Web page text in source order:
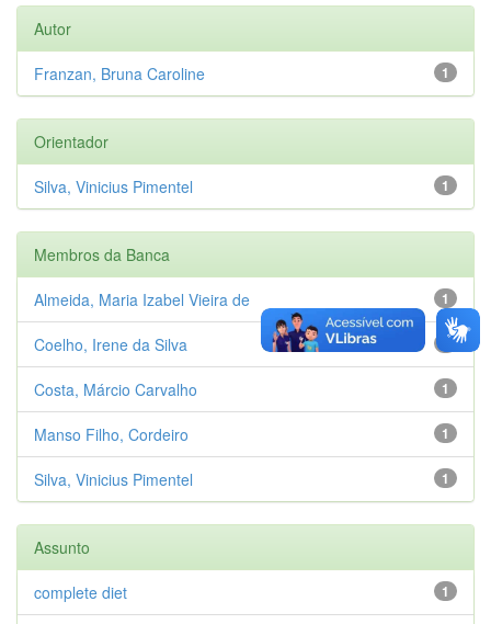
Autor
1
Franzan, Bruna Caroline
Orientador
1
Silva, Vinicius Pimentel
Membros da Banca
1
Almeida, Maria Izabel Vieira de
1
Coelho, Irene da Silva
1
Costa, Márcio Carvalho
1
Manso Filho, Cordeiro
1
Silva, Vinicius Pimentel
Assunto
1
complete diet